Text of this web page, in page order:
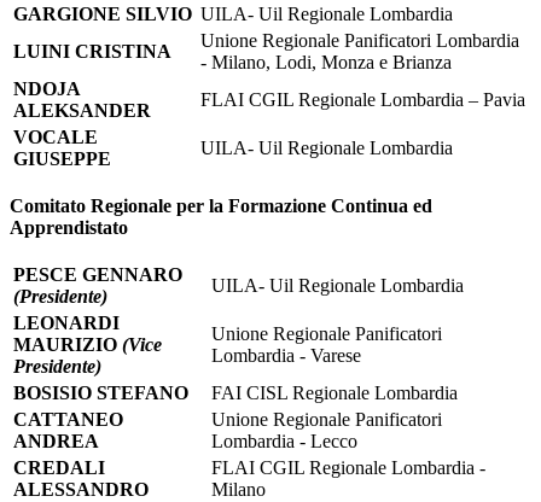
GARGIONE SILVIO UILA- Uil Regionale Lombardia
LUINI CRISTINA
Unione Regionale Panificatori Lombardia
- Milano, Lodi, Monza e Brianza
NDOJA
ALEKSANDER
FLAI CGIL Regionale Lombardia – Pavia
VOCALE
GIUSEPPE
UILA- Uil Regionale Lombardia
Comitato Regionale per la Formazione Continua ed
Apprendistato
PESCE GENNARO
(Presidente)
UILA- Uil Regionale Lombardia
LEONARDI
MAURIZIO (Vice
Presidente)
Unione Regionale Panificatori
Lombardia - Varese
BOSISIO STEFANO
FAI CISL Regionale Lombardia
CATTANEO
ANDREA
Unione Regionale Panificatori
Lombardia - Lecco
CREDALI
ALESSANDRO
FLAI CGIL Regionale Lombardia -
Milano